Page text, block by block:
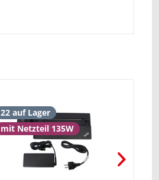
22 auf Lager
mit Netzteil 135W